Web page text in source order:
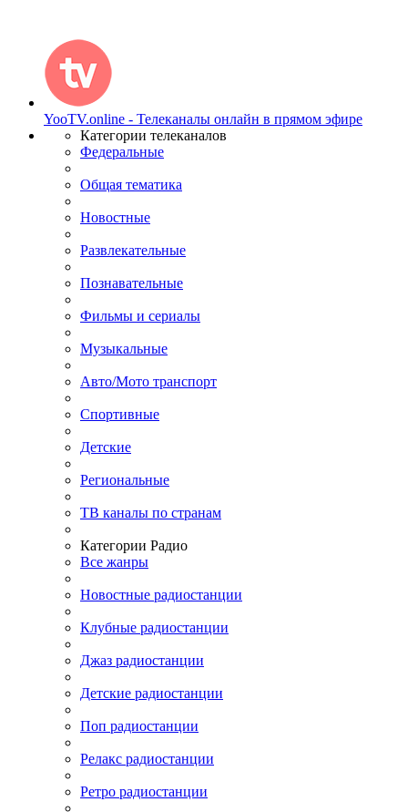
YooTV.online - Телеканалы онлайн в прямом эфире
Категории телеканалов
Федеральные
Общая тематика
Новостные
Развлекательные
Познавательные
Фильмы и сериалы
Музыкальные
Авто/Мото транспорт
Спортивные
Детские
Региональные
ТВ каналы по странам
Категории Радио
Все жанры
Новостные радиостанции
Клубные радиостанции
Джаз радиостанции
Детские радиостанции
Поп радиостанции
Релакс радиостанции
Ретро радиостанции